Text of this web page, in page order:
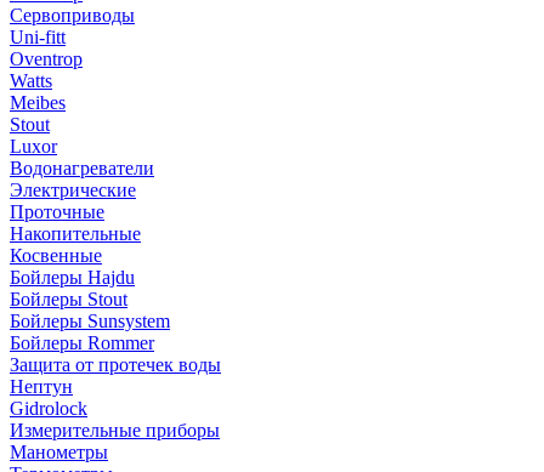
Сервоприводы
Uni-fitt
Oventrop
Watts
Meibes
Stout
Luxor
Водонагреватели
Электрические
Проточные
Накопительные
Косвенные
Бойлеры Hajdu
Бойлеры Stout
Бойлеры Sunsystem
Бойлеры Rommer
Защита от протечек воды
Нептун
Gidrolock
Измерительные приборы
Манометры